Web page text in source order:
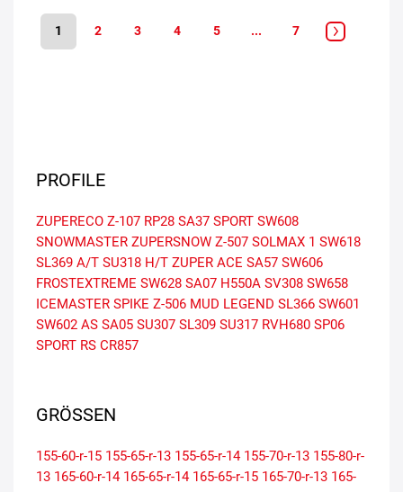
1 2 3 4 5 ... 7
PROFILE
ZUPERECO Z-107 RP28 SA37 SPORT SW608
SNOWMASTER ZUPERSNOW Z-507 SOLMAX 1 SW618
SL369 A/T SU318 H/T ZUPER ACE SA57 SW606
FROSTEXTREME SW628 SA07 H550A SV308 SW658
ICEMASTER SPIKE Z-506 MUD LEGEND SL366 SW601
SW602 AS SA05 SU307 SL309 SU317 RVH680 SP06
SPORT RS CR857
GRÖSSEN
155-60-r-15 155-65-r-13 155-65-r-14 155-70-r-13 155-80-r-
13 165-60-r-14 165-65-r-14 165-65-r-15 165-70-r-13 165-